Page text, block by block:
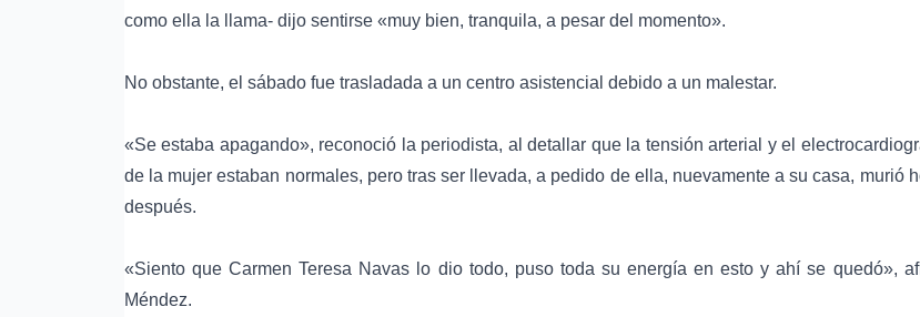
como ella la llama- dijo sentirse «muy bien, tranquila, a pesar del momento».
No obstante, el sábado fue trasladada a un centro asistencial debido a un malestar.
«Se estaba apagando», reconoció la periodista, al detallar que la tensión arterial y el
de la mujer estaban normales, pero tras ser llevada, a pedido de ella, nuevamente a su casa, murió
después.
«Siento que Carmen Teresa Navas lo dio todo, puso toda su energía en esto y ahí se quedó»,
Méndez.